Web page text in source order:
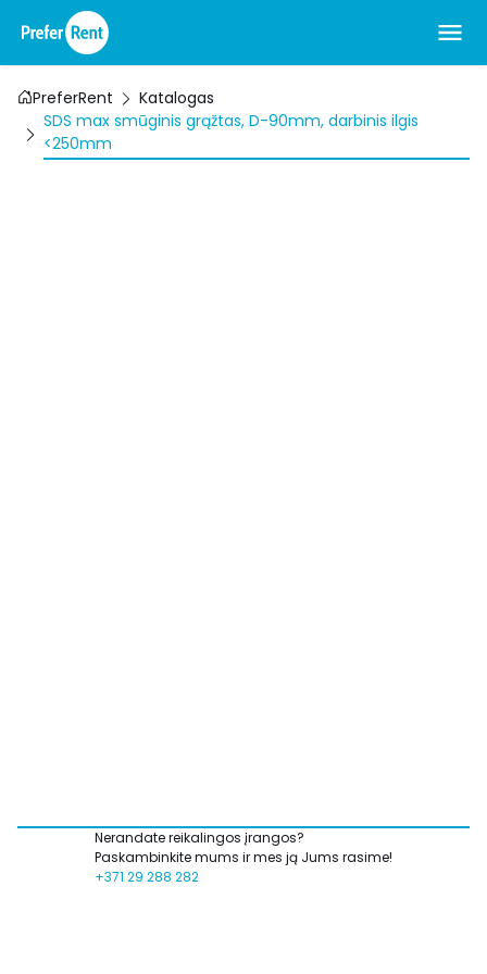
PreferRent
Katalogas
SDS max smūginis grąžtas, D-90mm, darbinis ilgis
<250mm
Nerandate reikalingos įrangos?
Paskambinkite mums ir mes ją Jums rasime!
+371 29 288 282